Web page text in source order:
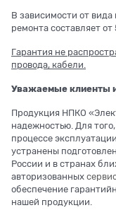
В зависимости от вида
ремонта составляет
Гарантия не
провода, кабели.
Уважаемые клиенты
Продукция НПКО
надежностью. Для
процессе
устранены
России и в странах
авторизованных
обеспечение
нашей продукции.